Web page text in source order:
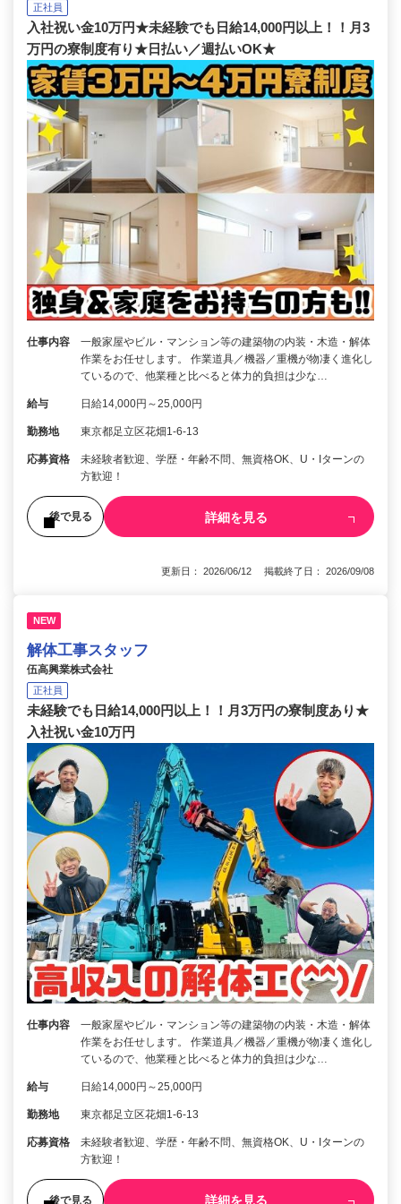
正社員
入社祝い金10万円★未経験でも日給14,000円以上！！月3
万円の寮制度有り★日払い／週払いOK★
仕事内容
一般家屋やビル・マンション等の建築物の内装・木造・解体
作業をお任せします。 作業道具／機器／重機が物凄く進化し
ているので、他業種と比べると体力的負担は少な…
給与 日給14,000円～25,000円
勤務地 東京都足立区花畑1-6-13
応募資格
未経験者歓迎、学歴・年齢不問、無資格OK、U・Iターンの
方歓迎！
後で見る 詳細を見る
更新日： 2026/06/12 掲載終了日： 2026/09/08
NEW
解体工事スタッフ
伍高興業株式会社
正社員
未経験でも日給14,000円以上！！月3万円の寮制度あり★
入社祝い金10万円
仕事内容
一般家屋やビル・マンション等の建築物の内装・木造・解体
作業をお任せします。 作業道具／機器／重機が物凄く進化し
ているので、他業種と比べると体力的負担は少な…
給与 日給14,000円～25,000円
勤務地 東京都足立区花畑1-6-13
応募資格
未経験者歓迎、学歴・年齢不問、無資格OK、U・Iターンの
方歓迎！
後で見る 詳細を見る